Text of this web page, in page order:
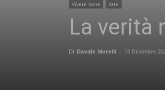
Vivere bene Arte
La verità
Di Davide Morelli - 18 Dicembre